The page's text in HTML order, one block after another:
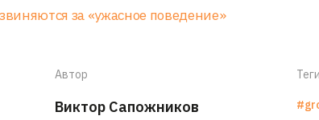
за «ужасное поведение»
Автор
Виктор Сапожников